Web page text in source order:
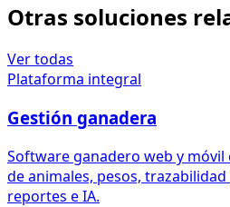
Otras soluciones
Ver todas
Plataforma integral
Gestión ganadera
Software ganadero web y móvil
de animales, pesos,
reportes e IA.